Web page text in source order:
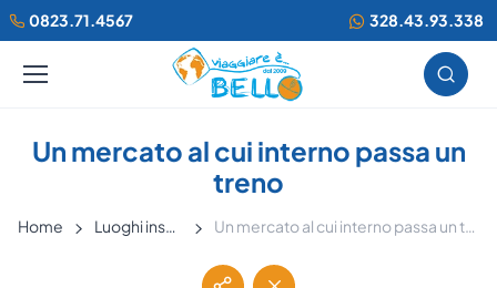
0823.71.4567 328.43.93.338
Un mercato al cui interno passa un
treno
Home Luoghi insoliti Un mercato al cui interno passa un treno